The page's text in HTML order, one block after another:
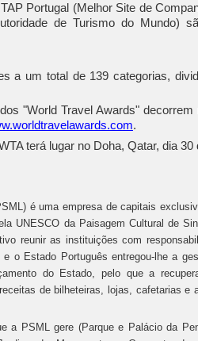
Portugal (Melhor Site de
de Turismo do Mundo)
a um total de 139 categorias,
"World Travel Awards" decorrem
.
terá lugar no Doha, Qatar, dia 30
é uma empresa de capitais
UNESCO da Paisagem Cultural de
reunir as instituições com
o Estado Português entregou-lhe a
do Estado, pelo que a
de bilheteiras, lojas, cafetarias e
a PSML gere (Parque e Palácio da